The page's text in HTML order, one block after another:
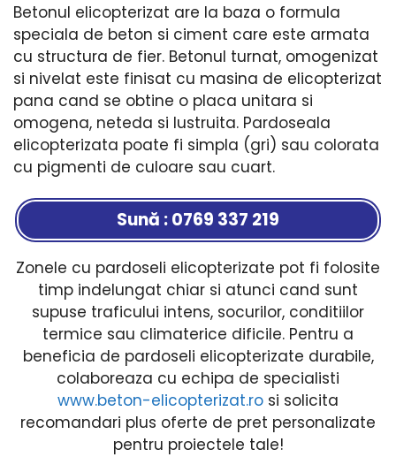
Betonul elicopterizat are la baza o formula
speciala de beton si ciment care este armata
cu structura de fier. Betonul turnat, omogenizat
si nivelat este finisat cu masina de elicopterizat
pana cand se obtine o placa unitara si
omogena, neteda si lustruita. Pardoseala
elicopterizata poate fi simpla (gri) sau colorata
cu pigmenti de culoare sau cuart.
Sună : 0769 337 219
Zonele cu pardoseli elicopterizate pot fi folosite
timp indelungat chiar si atunci cand sunt
supuse traficului intens, socurilor, conditiilor
termice sau climaterice dificile. Pentru a
beneficia de pardoseli elicopterizate durabile,
colaboreaza cu echipa de specialisti
www.beton-elicopterizat.ro si solicita
recomandari plus oferte de pret personalizate
pentru proiectele tale!